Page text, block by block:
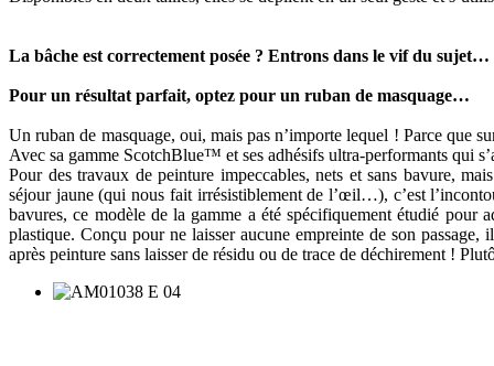
La bâche est correctement posée ? Entrons dans le vif du sujet…
Pour un résultat parfait, optez pour un ruban de masquage…
Un ruban de masquage, oui, mais pas n’importe lequel ! Parce que
Avec sa gamme ScotchBlue™ et ses adhésifs ultra-performants qui
Pour des travaux de peinture impeccables, nets et sans bavure,
séjour jaune (qui nous fait irrésistiblement de l’œil…), c’est
bavures, ce modèle de la gamme a été spécifiquement étudié
plastique. Conçu pour ne laisser aucune empreinte de son
après peinture sans laisser de résidu ou de trace de déchirement !